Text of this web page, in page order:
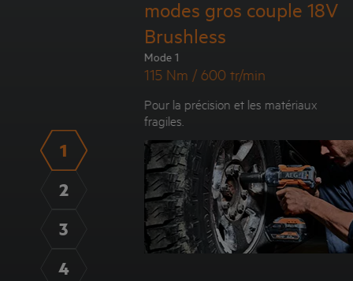
1
2
3
4
modes gros couple 18V
Brushless
Mode 1
115 Nm / 600 tr/min
Pour la précision et les matériaux
fragiles.